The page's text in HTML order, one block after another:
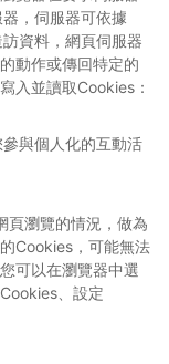
，伺服器可依據
資料，網頁伺服器
動作或傳回特定的
入並讀取Cookies：
與個人化的互動活
頁瀏覽的情況，做為
Cookies，可能無法
可以在瀏覽器中選
、設定